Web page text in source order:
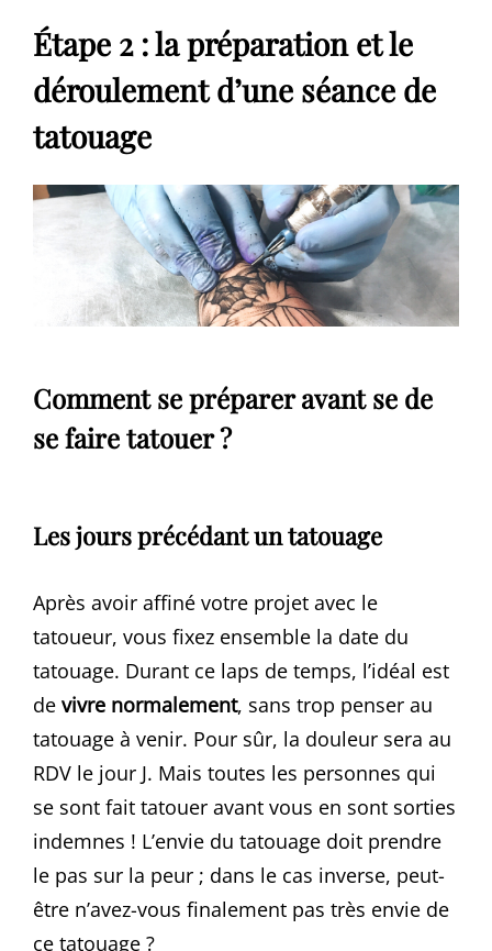
Étape 2 : la préparation et le
déroulement d’une séance de
tatouage
Comment se préparer avant se de
se faire tatouer ?
Les jours précédant un tatouage
Après avoir affiné votre projet avec le
tatoueur, vous fixez ensemble la date du
tatouage. Durant ce laps de temps, l’idéal est
de vivre normalement, sans trop penser au
tatouage à venir. Pour sûr, la douleur sera au
RDV le jour J. Mais toutes les personnes qui
se sont fait tatouer avant vous en sont sorties
indemnes ! L’envie du tatouage doit prendre
le pas sur la peur ; dans le cas inverse, peut-
être n’avez-vous finalement pas très envie de
ce tatouage ?